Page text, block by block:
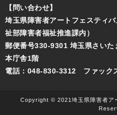
【問い合わせ】
埼玉県障害者アートフェスティ
祉部障害者福祉推進課内）
郵便番号330-9301 埼玉県さい
本庁舎1階
電話：048-830-3312 ファック
Copyright © 2021埼玉県障害者ア